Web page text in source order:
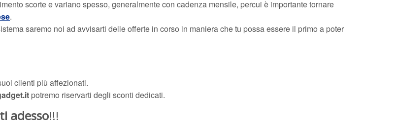
scorte e variano spesso, generalmente con cadenza mensile, percui è importante tornare
.
saremo noi ad avvisarti delle offerte in corso in maniera che tu possa essere il primo a poter
clienti più affezionati.
potremo riservarti degli sconti dedicati.
adesso!!!